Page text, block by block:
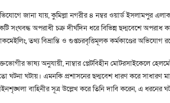
জানা যায়, কুমিল্লা নগরীর ৪ নম্বর ওয়ার্ড ইসলামপুর
সংঘবদ্ধ অপরাধী চক্র দীর্ঘদিন ধরে বিভিন্ন ছদ্মবেশে অপরাধ
তথ্য বিভ্রান্তি ও গুপ্তচরবৃত্তিমূলক কর্মকাণ্ডের অভিযোগ
ভাষ্য অনুযায়ী, নাম্বার প্লেটবিহীন মোটরসাইকেলে
ঘটনা ঘটায়। এমনকি প্রশাসনের ছদ্মবেশ ধারণ করে সাধারণ
বাহিনীর সূত্র উল্লেখ করে তিনি দাবি করেন, এ ধরনের